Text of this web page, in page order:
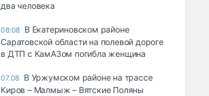
два человека
08:08 В Екатериновском районе
Саратовской области на полевой дороге
в ДТП с КамАЗом погибла женщина
07.08 В Уржумском районе на трассе
Киров – Малмыж – Вятские Поляны